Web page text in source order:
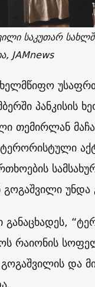
საკუთარ
JAMnews
პანკისის
თემირლან
უნდა
განაცხადეს,
რაიონის სოფელ
და